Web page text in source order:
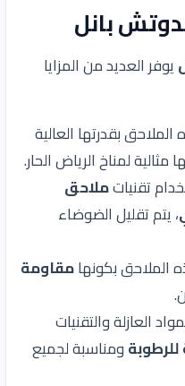
بانل
يوفر العديد من المزايا
الملاحق بقدرتها العالية
مثالية لمناخ الرياض الحار.
تقنياتملاحق
، يتم تقليل الضوضاء
الملاحق بكونهامقاومة
العازلة والتقنيات
ومناسبة لجميع